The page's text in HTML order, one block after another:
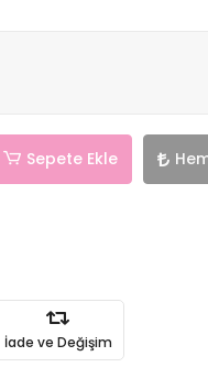
Sepete Ekle
İade ve Değişim